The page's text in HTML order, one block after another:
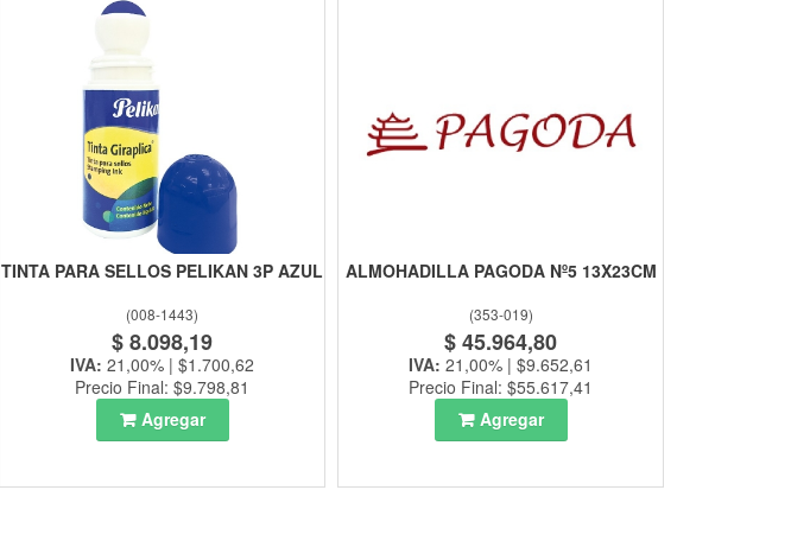
TINTA PARA SELLOS PELIKAN 3P AZUL
(008-1443)
$ 8.098,19
IVA: 21,00% | $1.700,62
Precio Final: $9.798,81
Agregar
ALMOHADILLA PAGODA Nº5 13X23CM
(353-019)
$ 45.964,80
IVA: 21,00% | $9.652,61
Precio Final: $55.617,41
Agregar